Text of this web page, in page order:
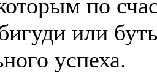
по
или
успеха.